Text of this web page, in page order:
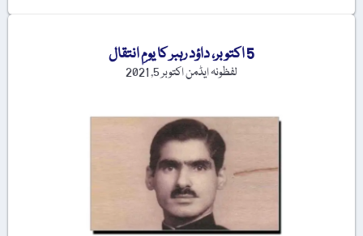
5 اکتوبر، داؤد رہبر کا یومِ انتقال
لفظونہ ایڈمناکتوبر 5, 2021